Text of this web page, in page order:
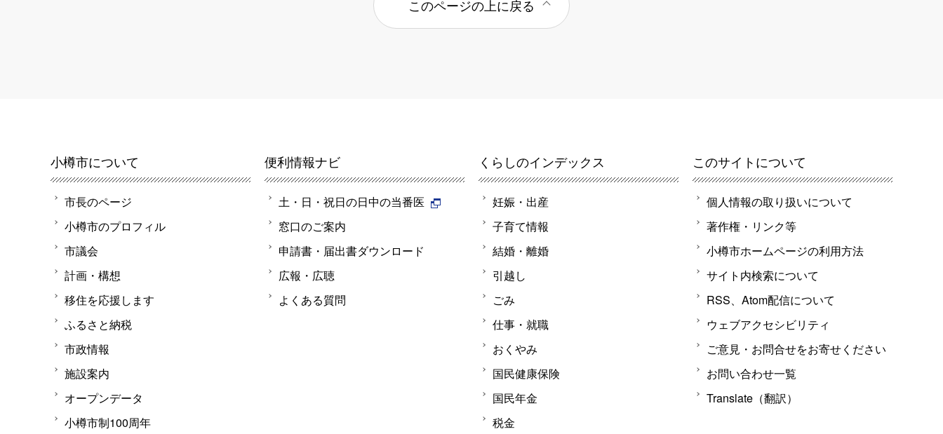
このページの上に戻る
小樽市について
市長のページ
小樽市のプロフィル
市議会
計画・構想
移住を応援します
ふるさと納税
市政情報
施設案内
オープンデータ
小樽市制100周年
便利情報ナビ
土・日・祝日の日中の当番医
窓口のご案内
申請書・届出書ダウンロード
広報・広聴
よくある質問
くらしのインデックス
妊娠・出産
子育て情報
結婚・離婚
引越し
ごみ
仕事・就職
おくやみ
国民健康保険
国民年金
税金
このサイトについて
個人情報の取り扱いについて
著作権・リンク等
小樽市ホームページの利用方法
サイト内検索について
RSS、Atom配信について
ウェブアクセシビリティ
ご意見・お問合せをお寄せください
お問い合わせ一覧
Translate（翻訳）